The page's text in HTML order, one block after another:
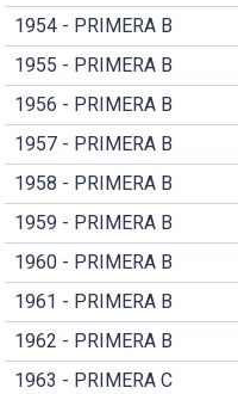
1954 - PRIMERA B
1955 - PRIMERA B
1956 - PRIMERA B
1957 - PRIMERA B
1958 - PRIMERA B
1959 - PRIMERA B
1960 - PRIMERA B
1961 - PRIMERA B
1962 - PRIMERA B
1963 - PRIMERA C